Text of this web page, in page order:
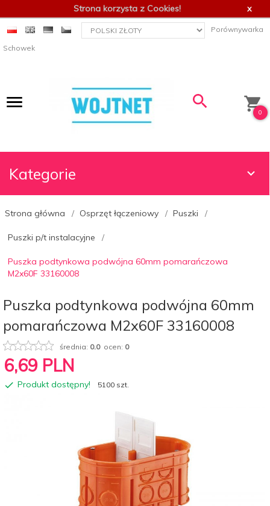
Strona korzysta z Cookies! x
currency_h Porównywarka
Schowek
0
Kategorie
Strona główna Osprzęt łączeniowy Puszki
Puszki p/t instalacyjne
Puszka podtynkowa podwójna 60mm pomarańczowa
M2x60F 33160008
Puszka podtynkowa podwójna 60mm
pomarańczowa M2x60F 33160008
średnia: 0.0ocen: 0
6,69 PLN
Produkt dostępny! 5100 szt.